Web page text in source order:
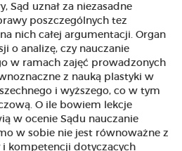
Sąd uznał za niezasadne
poszczególnych tez
nich całej argumentacji. Organ
o analizę, czy nauczanie
w ramach zajęć prowadzonych
z nauką plastyki w
i wyższego, co w tym
O ile bowiem lekcje
w ocenie Sądu nauczanie
w sobie nie jest równoważne z
kompetencji dotyczących